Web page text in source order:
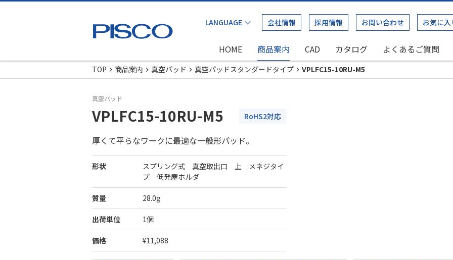
会社情報 採用情報 お問い合わせ お気に入
HOME 商品案内 CAD カタログ よくあるご質問
TOP
商品案内 真空パッド 真空パッドスタンダードタイプ VPLFC15-10RU-M5
真空パッド
VPLFC15-10RU-M5 RoHS2対応
厚くて平らなワークに最適な一般形パッド。
形状
スプリング式 真空取出口 上 メネジタイ
プ 低発塵ホルダ
質量 28.0g
出荷単位 1個
価格 ¥11,088